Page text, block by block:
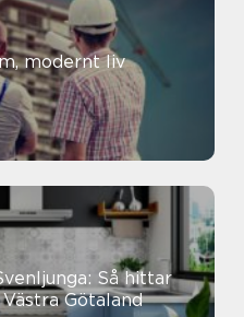
form, modernt liv
Så hittar
Götaland